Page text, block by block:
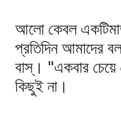
আলো কেবল
প্রতিদিন আমাদের
বাস্‌। "একবার
কিছুই না।